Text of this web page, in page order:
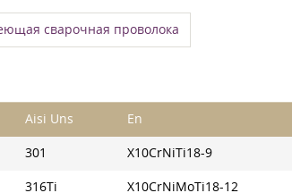
сварочная проволока
Aisi Uns En
301 X10CrNiTi18-9
316Ti X10CrNiMoTi18-12